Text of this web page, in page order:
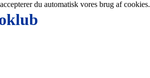
du automatisk vores brug af cookies.